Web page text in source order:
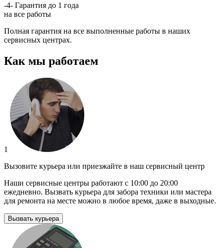
-4- Гарантия до 1 года
на все работы
Полная гарантия на все выполненные работы в наших
сервисных центрах.
Как мы работаем
1
Вызовите курьера или приезжайте в наш сервисный центр
Наши сервисные центры работают с 10:00 до 20:00
ежедневно. Вызвать курьера для забора техники или мастера
для ремонта на месте можно в любое время, даже в выходные.
Вызвать курьера